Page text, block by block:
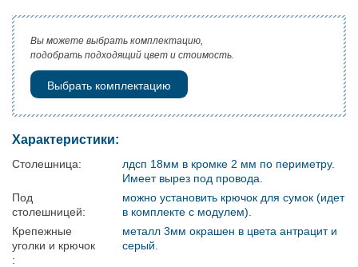
Вы можете выбрать комплектацию,
подобрать подходящий цвет и стоимость.
Выбрать комплектацию
Характеристики:
Столешница:
лдсп 18мм в кромке 2 мм по периметру.
Имеет вырез под провода.
Под
столешницей:
можно установить крючок для сумок (идет
в комплекте с модулем).
Крепежные
уголки и крючок
:
металл 3мм окрашен в цвета антрацит и
серый.